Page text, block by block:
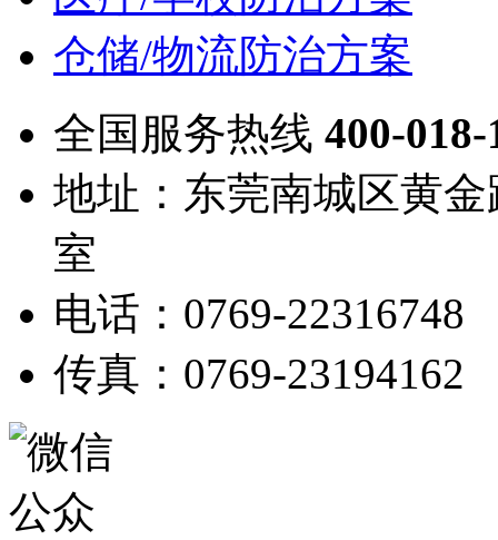
仓储/物流防治方案
全国服务热线 400-018-
地址：东莞南城区黄
室
电话：0769-22316748
传真：0769-23194162